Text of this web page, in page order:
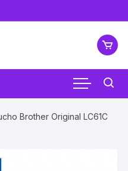
Brother Original LC61C